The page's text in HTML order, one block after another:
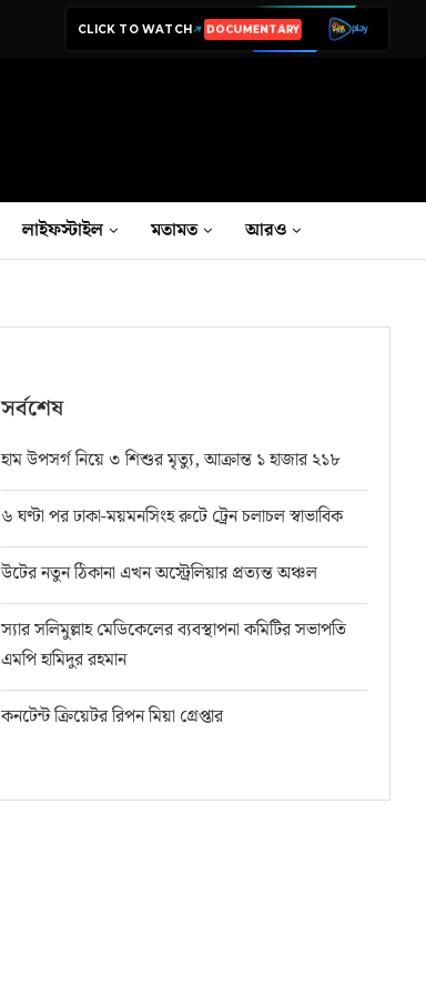
CLICK TO WATCH LIVE TV
লাইফস্টাইল মতামত আরও
সর্বশেষ
হাম উপসর্গ নিয়ে ৩ শিশুর মৃত্যু, আক্রান্ত ১ হাজার ২১৮
৬ ঘণ্টা পর ঢাকা-ময়মনসিংহ রুটে ট্রেন চলাচল স্বাভাবিক
উটের নতুন ঠিকানা এখন অস্ট্রেলিয়ার প্রত্যন্ত অঞ্চল
স্যার সলিমুল্লাহ মেডিকেলের ব্যবস্থাপনা কমিটির সভাপতি
এমপি হামিদুর রহমান
কনটেন্ট ক্রিয়েটর রিপন মিয়া গ্রেপ্তার